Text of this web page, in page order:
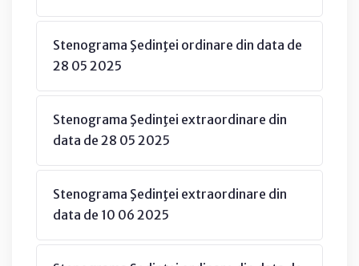
Stenograma Şedinţei ordinare din data de
28 05 2025
Stenograma Şedinţei extraordinare din
data de 28 05 2025
Stenograma Şedinţei extraordinare din
data de 10 06 2025